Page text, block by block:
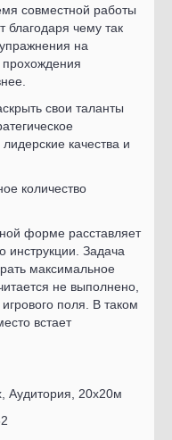
совместной работы
благодаря чему так
на
свои таланты
качества и
количество
форме расставляет
инструкции. Задача
максимальное
не выполнено,
поля. В таком
встает
Аудитория, 20х20м